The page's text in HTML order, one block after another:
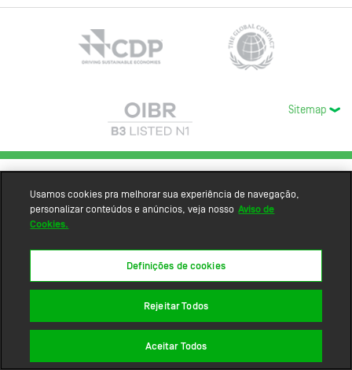
Sitemap
Usamos cookies pra melhorar sua experiência de navegação,
personalizar conteúdos e anúncios, veja nosso Aviso de
Cookies.
Definições de cookies
Rejeitar Todos
Aceitar Todos